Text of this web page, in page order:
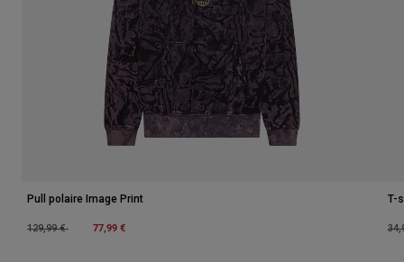
Pull polaire Image Print
Price reduced from
129,99 €to 77,99 €
T-